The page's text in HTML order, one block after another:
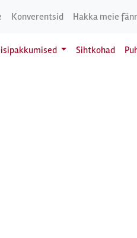
Konverentsid Hakka meie
Sihtkohad